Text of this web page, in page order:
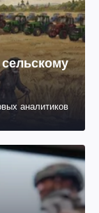
аналитиков